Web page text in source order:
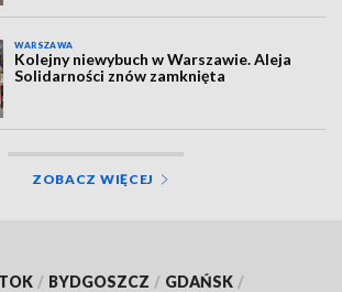
WARSZAWA
Kolejny niewybuch w Warszawie. Aleja
Solidarności znów zamknięta
ZOBACZ WIĘCEJ
/ BYDGOSZCZ / GDAŃSK /